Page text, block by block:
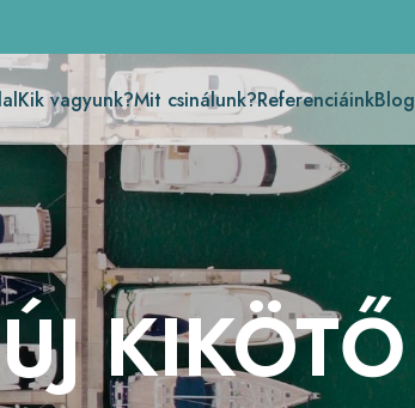
Kik vagyunk?Mit csinálunk?ReferenciáinkBlog
KIKÖTŐ